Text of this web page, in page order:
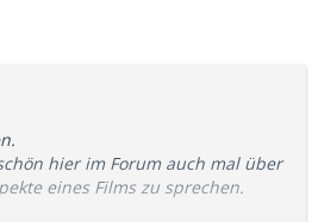
hier im Forum auch mal über
eines Films zu sprechen.